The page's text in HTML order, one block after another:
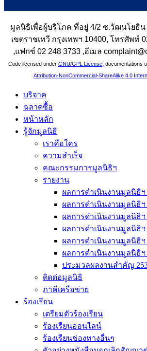
มูลนิธิเพื่อผู้บริโภค ที่อยู่ 4/2 ซ.วัฒนโยธิ
เขตราชเทวี กรุงเทพฯ 10400, โทรศัพท์
,แฟกซ์ 02 248 3733 ,อีเมล
Code licensed under GNU/GPL License , documentations
Attribution-NonCommercial-ShareAlike 4.0
บริจาค
ฉลาดซื้อ
หน้าหลัก
รู้จักมูลนิธิ
เราคือใคร
ความสำเร็จ
คณะกรรมการมูลนิธิฯ
รายงาน
ผลการดำเนินงานมูลนิธิฯ
ผลการดำเนินงานมูลนิธิฯ
ผลการดำเนินงานมูลนิธิฯ
ผลการดำเนินงานมูลนิธิฯ
ผลการดำเนินงานมูลนิธิฯ
ผลการดำเนินงานมูลนิธิฯ
ประมวลผลงานสำคัญ
ติดต่อมูลนิธิ
ภาคีเครือข่าย
ร้องเรียน
เตรียมตัวร้องเรียน
ร้องเรียนออนไลน์
ร้องเรียนช่องทางอื่นๆ